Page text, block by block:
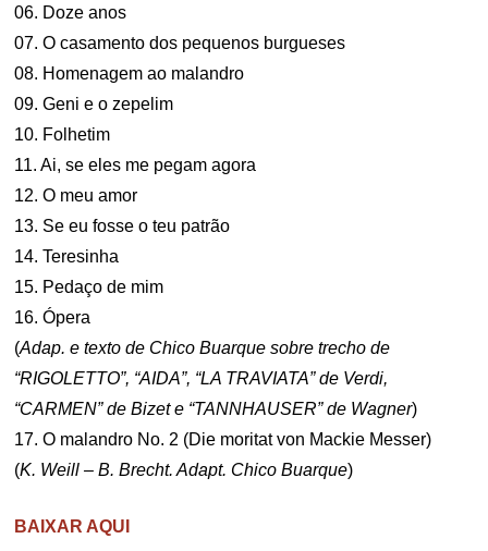
06. Doze anos
07. O casamento dos pequenos burgueses
08. Homenagem ao malandro
09. Geni e o zepelim
10. Folhetim
11. Ai, se eles me pegam agora
12. O meu amor
13. Se eu fosse o teu patrão
14. Teresinha
15. Pedaço de mim
16. Ópera
(Adap. e texto de Chico Buarque sobre trecho de
“RIGOLETTO”, “AIDA”, “LA TRAVIATA” de Verdi,
“CARMEN” de Bizet e “TANNHAUSER” de Wagner)
17. O malandro No. 2 (Die moritat von Mackie Messer)
(K. Weill – B. Brecht. Adapt. Chico Buarque)
BAIXAR AQUI